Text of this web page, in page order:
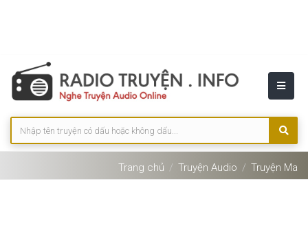
Trang chủ Truyện Audio Truyện Ma